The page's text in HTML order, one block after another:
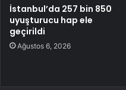
İstanbul’da 257 bin 850
uyuşturucu hap ele
geçirildi
Ağustos 6, 2026